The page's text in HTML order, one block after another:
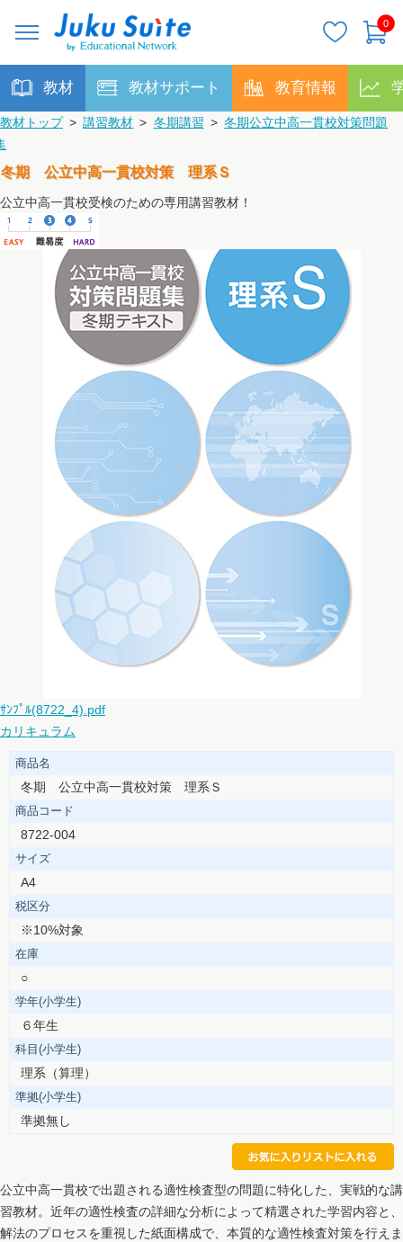
0
教材 教材サポート 教育情報
教材トップ > 講習教材 > 冬期講習 > 冬期公立中高一貫校対策問題
冬期 公立中高一貫校対策 理系Ｓ
公立中高一貫校受検のための専用講習教材！
ｻﾝﾌﾟﾙ(8722_4).pdf
カリキュラム
商品名
冬期 公立中高一貫校対策 理系Ｓ
商品コード
8722-004
サイズ
A4
税区分
※10%対象
在庫
○
学年(小学生)
６年生
科目(小学生)
理系（算理）
準拠(小学生)
準拠無し
公立中高一貫校で出題される適性検査型の問題に特化した、実戦的な講
習教材。近年の適性検査の詳細な分析によって精選された学習内容と、
解法のプロセスを重視した紙面構成で、本質的な適性検査対策を行えま